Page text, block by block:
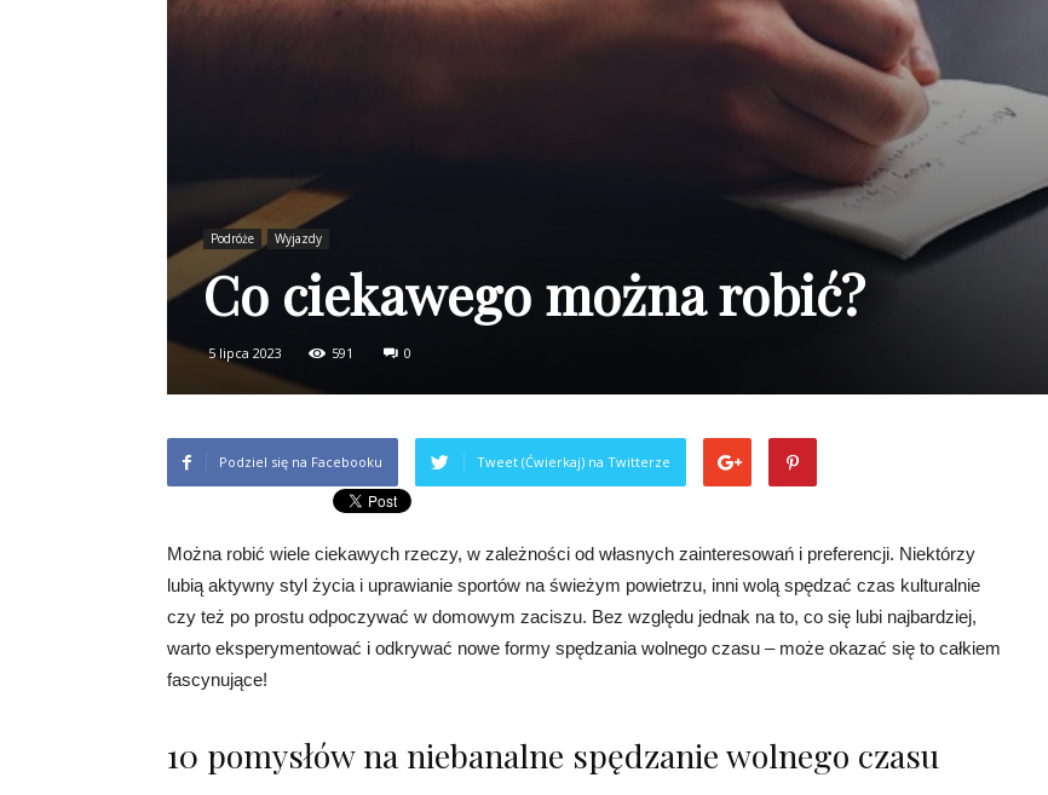
Podróże Wyjazdy
Co ciekawego można robić?
5 lipca 2023 591 0
Podziel się na Facebooku Tweet (Ćwierkaj) na Twitterze
Można robić wiele ciekawych rzeczy, w zależności od własnych zainteresowań i preferencji. Niektórzy
lubią aktywny styl życia i uprawianie sportów na świeżym powietrzu, inni wolą spędzać czas kulturalnie
czy też po prostu odpoczywać w domowym zaciszu. Bez względu jednak na to, co się lubi najbardziej,
warto eksperymentować i odkrywać nowe formy spędzania wolnego czasu – może okazać się to całkiem
fascynujące!
10 pomysłów na niebanalne spędzanie wolnego czasu